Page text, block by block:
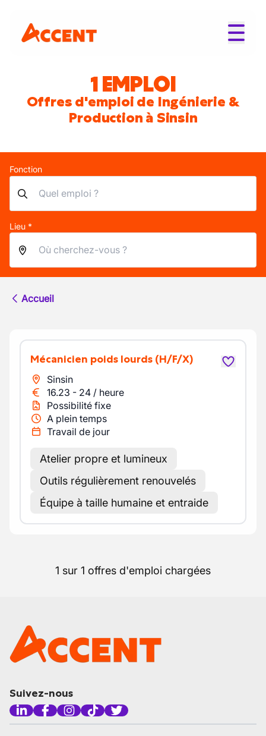
1 EMPLOI
Offres d'emploi de Ingénierie &
Production à Sinsin
Fonction
Lieu *
Accueil
Mécanicien poids lourds (H/F/X)
Sinsin
16.23 - 24 / heure
Possibilité fixe
A plein temps
Travail de jour
Atelier propre et lumineux
Outils régulièrement renouvelés
Équipe à taille humaine et entraide
1 sur 1 offres d'emploi chargées
Suivez-nous